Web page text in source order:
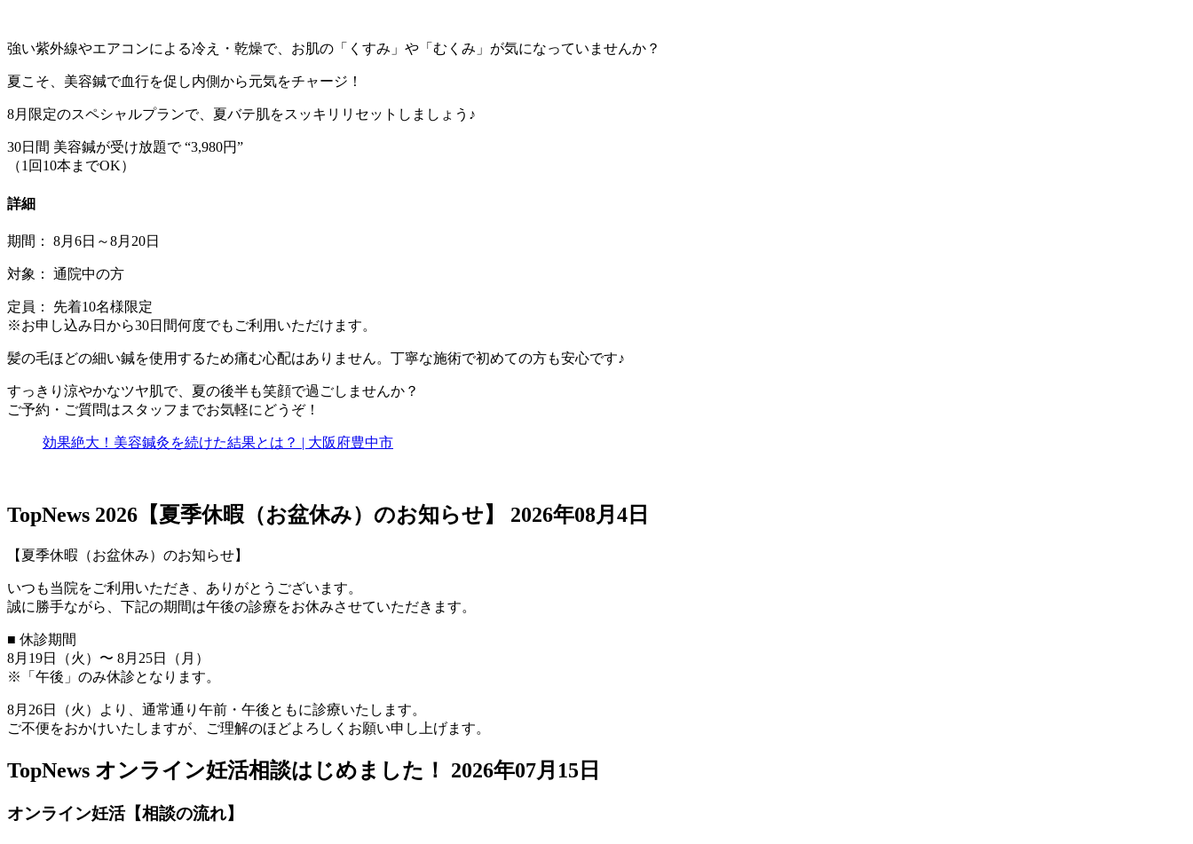
強い紫外線やエアコンによる冷え・乾燥で、お肌の「くすみ」や「むくみ」が気になっていませんか？
夏こそ、美容鍼で血行を促し内側から元気をチャージ！
8月限定のスペシャルプランで、夏バテ肌をスッキリリセットしましょう♪
30日間 美容鍼が受け放題で “3,980円”
（1回10本までOK）
詳細
期間： 8月6日～8月20日
対象： 通院中の方
定員： 先着10名様限定
※お申し込み日から30日間何度でもご利用いただけます。
髪の毛ほどの細い鍼を使用するため痛む心配はありません。丁寧な施術で初めての方も安心です♪
すっきり涼やかなツヤ肌で、夏の後半も笑顔で過ごしませんか？
ご予約・ご質問はスタッフまでお気軽にどうぞ！
効果絶大！美容鍼灸を続けた結果とは？ | 大阪府豊中市
TopNews 2026【夏季休暇（お盆休み）のお知らせ】 2026年08月4日
【夏季休暇（お盆休み）のお知らせ】
いつも当院をご利用いただき、ありがとうございます。
誠に勝手ながら、下記の期間は午後の診療をお休みさせていただきます。
■ 休診期間
8月19日（火）〜 8月25日（月）
※「午後」のみ休診となります。
8月26日（火）より、通常通り午前・午後ともに診療いたします。
ご不便をおかけいたしますが、ご理解のほどよろしくお願い申し上げます。
TopNews オンライン妊活相談はじめました！ 2026年07月15日
オンライン妊活【相談の流れ】